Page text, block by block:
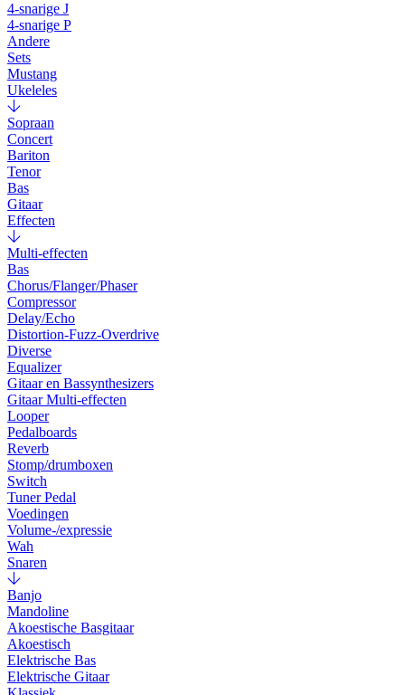
4-snarige J
4-snarige P
Andere
Sets
Mustang
Ukeleles
Sopraan
Concert
Bariton
Tenor
Bas
Gitaar
Effecten
Multi-effecten
Bas
Chorus/Flanger/Phaser
Compressor
Delay/Echo
Distortion-Fuzz-Overdrive
Diverse
Equalizer
Gitaar en Bassynthesizers
Gitaar Multi-effecten
Looper
Pedalboards
Reverb
Stomp/drumboxen
Switch
Tuner Pedal
Voedingen
Volume-/expressie
Wah
Snaren
Banjo
Mandoline
Akoestische Basgitaar
Akoestisch
Elektrische Bas
Elektrische Gitaar